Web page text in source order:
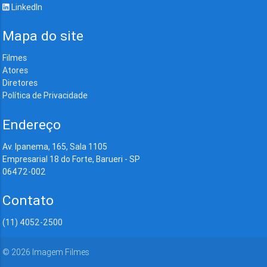
LinkedIn
Mapa do site
Filmes
Atores
Diretores
Política de Privacidade
Endereço
Av. Ipanema, 165, Sala 1105
Empresarial 18 do Forte, Barueri - SP
06472-002
Contato
(11) 4052-2500
© 2026 Imagem Filmes